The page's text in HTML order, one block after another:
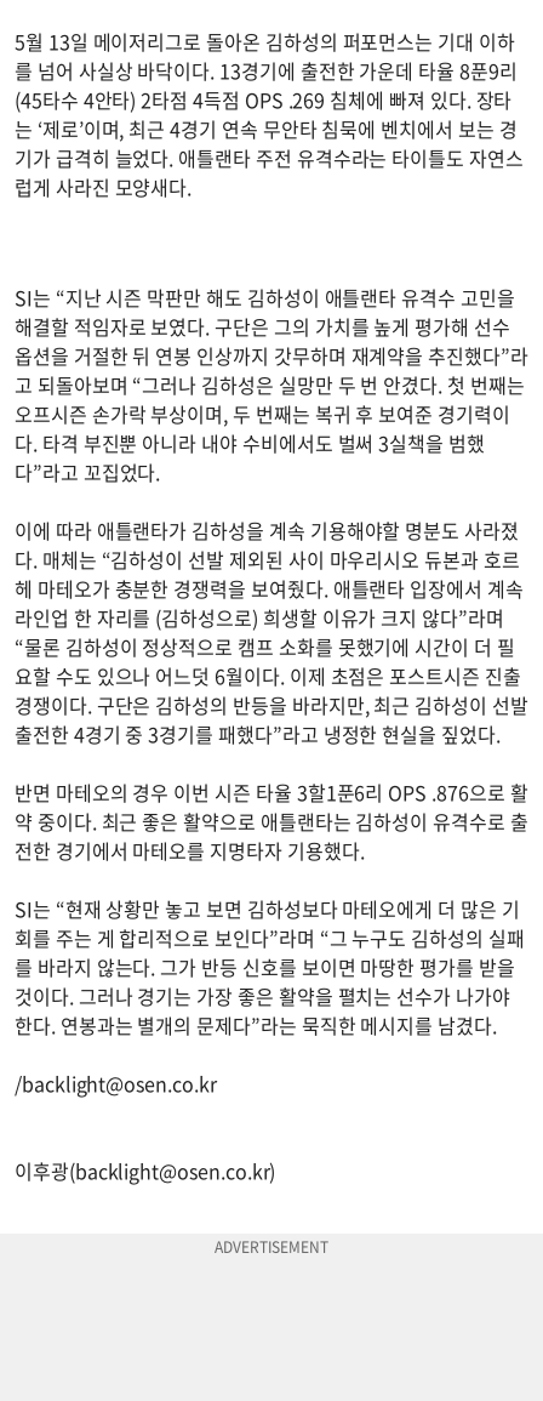
5월 13일 메이저리그로 돌아온 김하성의 퍼포먼스는 기대 이하
를 넘어 사실상 바닥이다. 13경기에 출전한 가운데 타율 8푼9리
(45타수 4안타) 2타점 4득점 OPS .269 침체에 빠져 있다. 장타
는 ‘제로’이며, 최근 4경기 연속 무안타 침묵에 벤치에서 보는 경
기가 급격히 늘었다. 애틀랜타 주전 유격수라는 타이틀도 자연스
럽게 사라진 모양새다.
SI는 “지난 시즌 막판만 해도 김하성이 애틀랜타 유격수 고민을
해결할 적임자로 보였다. 구단은 그의 가치를 높게 평가해 선수
옵션을 거절한 뒤 연봉 인상까지 갓무하며 재계약을 추진했다”라
고 되돌아보며 “그러나 김하성은 실망만 두 번 안겼다. 첫 번째는
오프시즌 손가락 부상이며, 두 번째는 복귀 후 보여준 경기력이
다. 타격 부진뿐 아니라 내야 수비에서도 벌써 3실책을 범했
다”라고 꼬집었다.
이에 따라 애틀랜타가 김하성을 계속 기용해야할 명분도 사라졌
다. 매체는 “김하성이 선발 제외된 사이 마우리시오 듀본과 호르
헤 마테오가 충분한 경쟁력을 보여줬다. 애틀랜타 입장에서 계속
라인업 한 자리를 (김하성으로) 희생할 이유가 크지 않다”라며
“물론 김하성이 정상적으로 캠프 소화를 못했기에 시간이 더 필
요할 수도 있으나 어느덧 6월이다. 이제 초점은 포스트시즌 진출
경쟁이다. 구단은 김하성의 반등을 바라지만, 최근 김하성이 선발
출전한 4경기 중 3경기를 패했다”라고 냉정한 현실을 짚었다.
반면 마테오의 경우 이번 시즌 타율 3할1푼6리 OPS .876으로 활
약 중이다. 최근 좋은 활약으로 애틀랜타는 김하성이 유격수로 출
전한 경기에서 마테오를 지명타자 기용했다.
SI는 “현재 상황만 놓고 보면 김하성보다 마테오에게 더 많은 기
회를 주는 게 합리적으로 보인다”라며 “그 누구도 김하성의 실패
를 바라지 않는다. 그가 반등 신호를 보이면 마땅한 평가를 받을
것이다. 그러나 경기는 가장 좋은 활약을 펼치는 선수가 나가야
한다. 연봉과는 별개의 문제다”라는 묵직한 메시지를 남겼다.
/backlight@osen.co.kr
이후광(backlight@osen.co.kr)